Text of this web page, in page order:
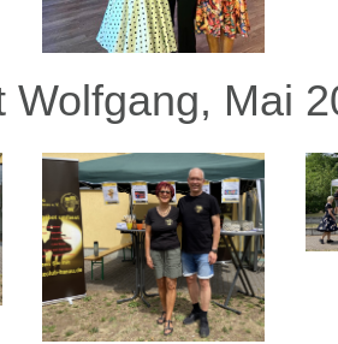
Wolfgang, Mai